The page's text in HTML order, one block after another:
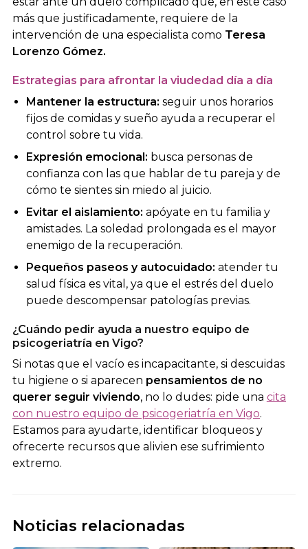
más que justificadamente, requiere de la
intervención de una especialista como Teresa
Lorenzo Gómez.
Estrategias para afrontar la viudedad día a día
Mantener la estructura: seguir unos horarios
fijos de comidas y sueño ayuda a recuperar el
control sobre tu vida.
Expresión emocional: busca personas de
confianza con las que hablar de tu pareja y de
cómo te sientes sin miedo al juicio.
Evitar el aislamiento: apóyate en tu familia y
amistades. La soledad prolongada es el mayor
enemigo de la recuperación.
Pequeños paseos y autocuidado: atender tu
salud física es vital, ya que el estrés del duelo
puede descompensar patologías previas.
¿Cuándo pedir ayuda a nuestro equipo de
psicogeriatría en Vigo?
Si notas que el vacío es incapacitante, si descuidas
tu higiene o si aparecen pensamientos de no
querer seguir viviendo, no lo dudes: pide una cita
con nuestro equipo de psicogeriatría en Vigo.
Estamos para ayudarte, identificar bloqueos y
ofrecerte recursos que alivien ese sufrimiento
extremo.
Noticias relacionadas